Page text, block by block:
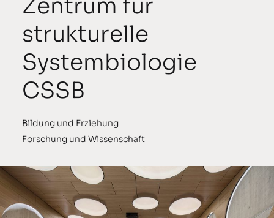
gedacht
geplant
gebaut
ausgezeichnet
Büro
Team
Partner
Zentrum für
strukturelle
Systembiologie
CSSB
Bildung und Erziehung
Forschung und Wissenschaft